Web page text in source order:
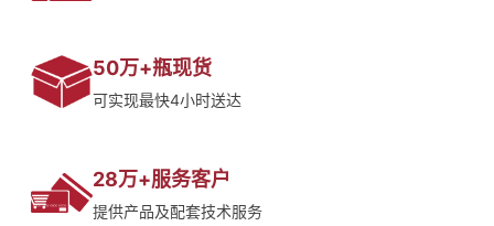
50万+瓶现货
可实现最快4小时送达
28万+服务客户
提供产品及配套技术服务